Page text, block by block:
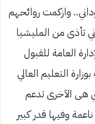
وازكمت روائحهم
تأذى من المليشيا
العامة للقبول
التعليم العالي
هى الآخرى تدعم
وفيها قدر كبير